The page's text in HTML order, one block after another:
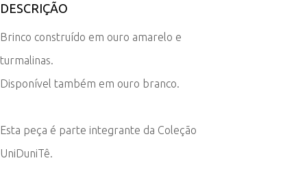
DESCRIÇÃO
Brinco construído em ouro amarelo e
turmalinas.
Disponível também em ouro branco.
Esta peça é parte integrante da Coleção
UniDuniTê.